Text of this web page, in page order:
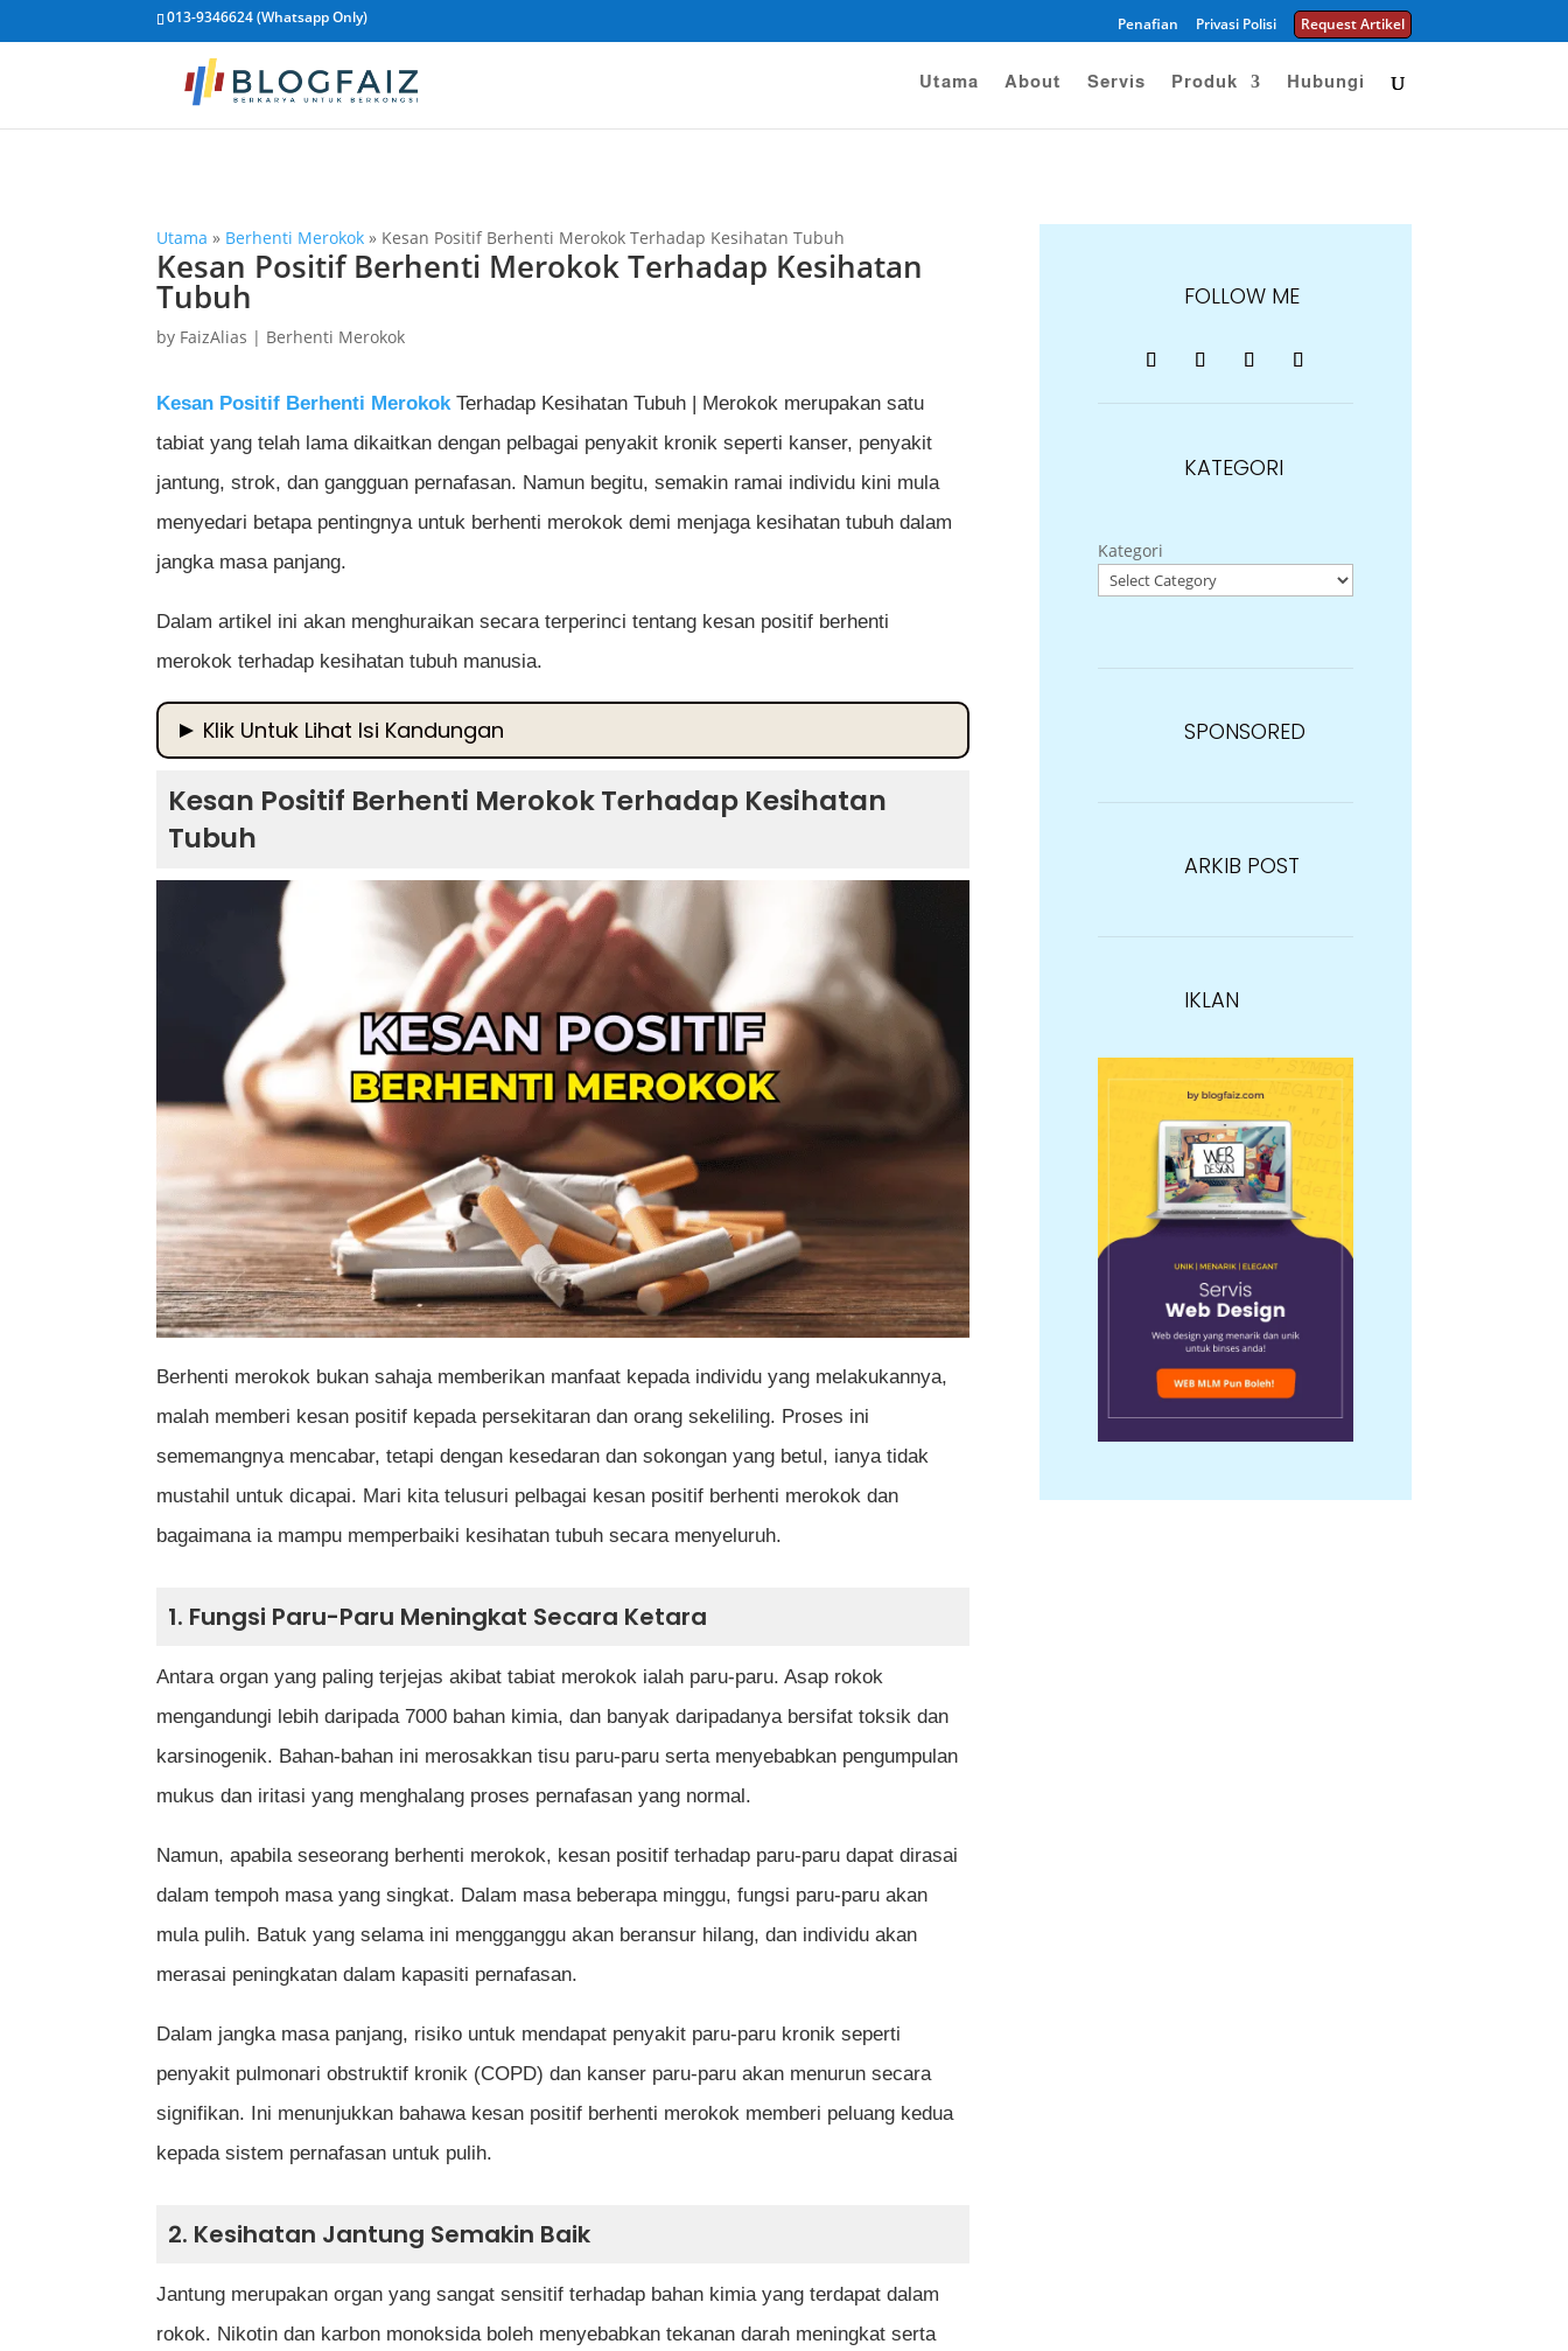
013-9346624 (Whatsapp Only) Penafian Privasi Polisi Request Artikel
Utama About Servis Produk Hubungi
Utama » Berhenti Merokok » Kesan Positif Berhenti Merokok Terhadap Kesihatan Tubuh
Kesan Positif Berhenti Merokok Terhadap Kesihatan
Tubuh
by FaizAlias | Berhenti Merokok
Kesan Positif Berhenti MerokokTerhadap Kesihatan Tubuh | Merokok merupakan satu
tabiat yang telah lama dikaitkan dengan pelbagai penyakit kronik seperti kanser, penyakit
jantung, strok, dan gangguan pernafasan. Namun begitu, semakin ramai individu kini mula
menyedari betapa pentingnya untuk berhenti merokok demi menjaga kesihatan tubuh dalam
jangka masa panjang.
Dalam artikel ini akan menghuraikan secara terperinci tentang kesan positif berhenti
merokok terhadap kesihatan tubuh manusia.
Klik Untuk Lihat Isi Kandungan
3. Tahap Oksigen dalam Darah Meningkat
4. Sistem Imunisasi Tubuh Lebih Kuat
5. Kulit Menjadi Lebih Sihat dan Muda
6. Deria Rasa dan Bau Kembali Normal
7. Kesuburan dan Kesihatan Reproduktif Bertambah Baik
8. Risiko Kanser Menurun
9. Kesihatan Mental Semakin Stabil
10. Jangka Hayat Bertambah Panjang
Penutup
Soalan Lazim (FAQ) Mengenai Kesan Positif Berhenti Merokok
Berapa lama kesan positif berhenti merokok boleh dirasai?
Adakah semua orang akan mengalami kesan positif yang sama selepas berhenti
Adakah berat badan akan meningkat selepas berhenti merokok?
Adakah berhenti merokok boleh mengurangkan risiko kanser walaupun sudah merokok
bertahun-tahun?
Bagaimana cara terbaik untuk kekal konsisten selepas berhenti merokok?
Adakah berhenti merokok juga memberi kesan kepada perokok pasif?
Rujukan
Kesan Positif Berhenti Merokok Terhadap Kesihatan
Tubuh
Berhenti merokok bukan sahaja memberikan manfaat kepada individu yang melakukannya,
malah memberi kesan positif kepada persekitaran dan orang sekeliling. Proses ini
sememangnya mencabar, tetapi dengan kesedaran dan sokongan yang betul, ianya tidak
mustahil untuk dicapai. Mari kita telusuri pelbagai kesan positif berhenti merokok dan
bagaimana ia mampu memperbaiki kesihatan tubuh secara menyeluruh.
1. Fungsi Paru-Paru Meningkat Secara Ketara
Antara organ yang paling terjejas akibat tabiat merokok ialah paru-paru. Asap rokok
mengandungi lebih daripada 7000 bahan kimia, dan banyak daripadanya bersifat toksik dan
karsinogenik. Bahan-bahan ini merosakkan tisu paru-paru serta menyebabkan pengumpulan
mukus dan iritasi yang menghalang proses pernafasan yang normal.
Namun, apabila seseorang berhenti merokok, kesan positif terhadap paru-paru dapat dirasai
dalam tempoh masa yang singkat. Dalam masa beberapa minggu, fungsi paru-paru akan
mula pulih. Batuk yang selama ini mengganggu akan beransur hilang, dan individu akan
merasai peningkatan dalam kapasiti pernafasan.
Dalam jangka masa panjang, risiko untuk mendapat penyakit paru-paru kronik seperti
penyakit pulmonari obstruktif kronik (COPD) dan kanser paru-paru akan menurun secara
signifikan. Ini menunjukkan bahawa kesan positif berhenti merokok memberi peluang kedua
kepada sistem pernafasan untuk pulih.
2. Kesihatan Jantung Semakin Baik
Jantung merupakan organ yang sangat sensitif terhadap bahan kimia yang terdapat dalam
rokok. Nikotin dan karbon monoksida boleh menyebabkan tekanan darah meningkat serta
FOLLOW ME
KATEGORI
Kategori
SPONSORED
ARKIB POST
IKLAN